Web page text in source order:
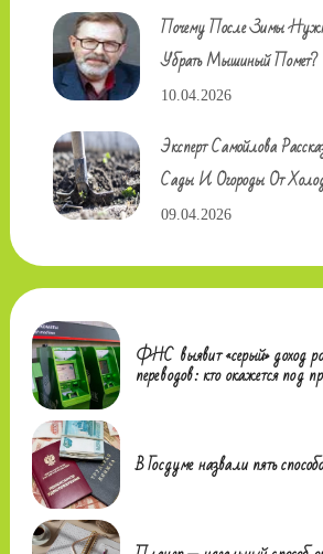
Почему После Зимы
Убрать Мышиный Помет?
10.04.2026
Эксперт Самойлова
Сады И Огороды От
09.04.2026
ФНС выявит «серый» доход
переводов: кто окажется под
В Госдуме назвали пять